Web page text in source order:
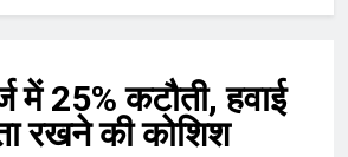
में 25% कटौती, हवाई
रखने की कोशिश